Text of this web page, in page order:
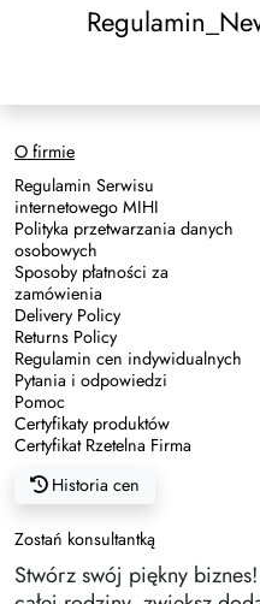
O firmie
Regulamin Serwisu
internetowego MIHI
Polityka przetwarzania danych
osobowych
Sposoby płatności za
zamówienia
Delivery Policy
Returns Policy
Regulamin cen indywidualnych
Pytania i odpowiedzi
Pomoc
Certyfikaty produktów
Certyfikat Rzetelna Firma
Historia cen
Zostań konsultantką
Stwórz swój piękny